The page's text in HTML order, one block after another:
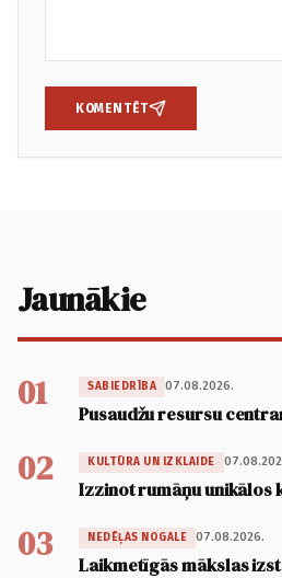
KOMENTĒT
Jaunākie
01 SABIEDRĪBA 07.08.2026.
Pusaudžu resursu
02 KULTŪRA UN IZKLAIDE
Izzinot rumāņu unikālos
03 NEDĒĻAS NOGALE 07.08.2026.
Laikmetīgās mākslas